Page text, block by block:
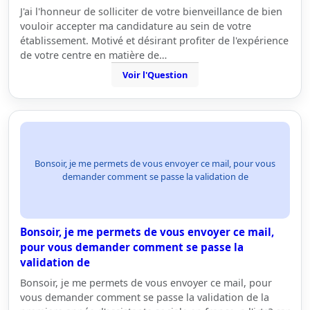
J'ai l'honneur de solliciter de votre bienveillance de bien
vouloir accepter ma candidature au sein de votre
établissement. Motivé et désirant profiter de l'expérience
de votre centre en matière de…
Voir l'Question
Bonsoir, je me permets de vous envoyer ce mail, pour vous
demander comment se passe la validation de
Bonsoir, je me permets de vous envoyer ce mail,
pour vous demander comment se passe la
validation de
Bonsoir, je me permets de vous envoyer ce mail, pour
vous demander comment se passe la validation de la